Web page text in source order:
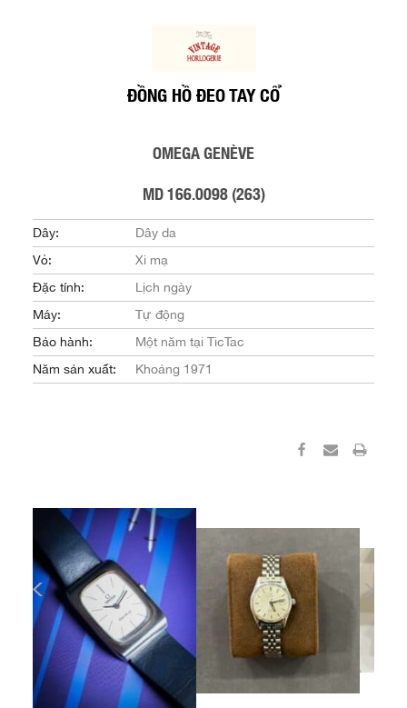
ĐỒNG HỒ ĐEO TAY CỔ
OMEGA GENÈVE
MD 166.0098 (263)
Dây:
Dây da
Vỏ:
Xi mạ
Đặc tính:
Lịch ngày
Máy:
Tự động
Bảo hành:
Một năm tại TicTac
Năm sản xuất:
Khoảng 1971